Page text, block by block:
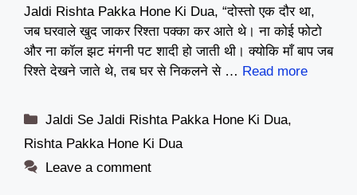
Jaldi Rishta Pakka Hone Ki Dua, “दोस्तो एक दौर था,
जब घरवाले खुद जाकर रिश्ता पक्का कर आते थे। ना कोई फोटो
और ना कॉल झट मंगनी पट शादी हो जाती थी। क्योकि माँ बाप जब
रिश्ते देखने जाते थे, तब घर से निकलने से … Read more
Categories
Jaldi Se Jaldi Rishta Pakka Hone Ki Dua,
Rishta Pakka Hone Ki Dua
Leave a comment